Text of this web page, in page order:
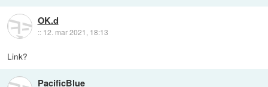
OK.d
:: 12. mar 2021, 18:13
Link?
PacificBlue